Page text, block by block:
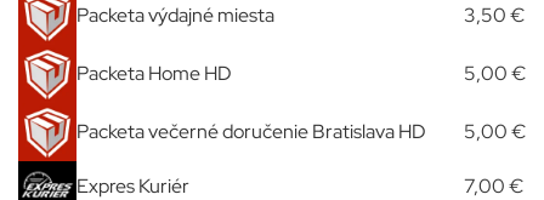
Packeta výdajné miesta 3,50 €
Packeta Home HD 5,00 €
Packeta večerné doručenie Bratislava HD 5,00 €
Expres Kuriér 7,00 €